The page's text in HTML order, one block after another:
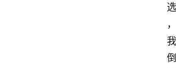
选
，
我
倒